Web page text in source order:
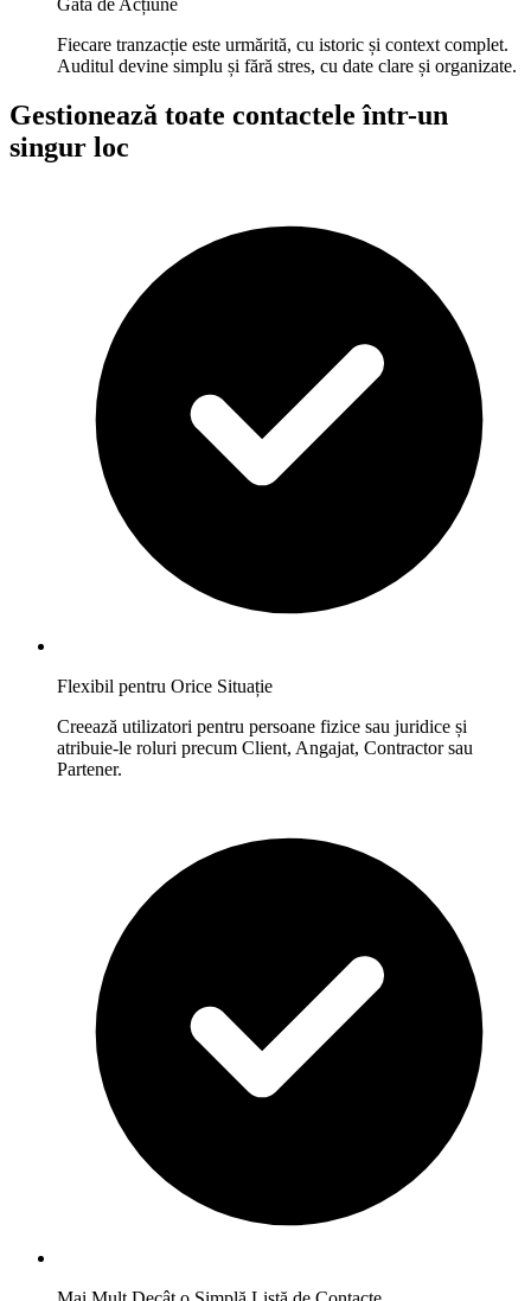
Fiecare tranzacție este urmărită, cu istoric și context complet.
Auditul devine simplu și fără stres, cu date clare și organizate.
Gestionează toate contactele într-un
singur loc
Flexibil pentru Orice Situație
Creează utilizatori pentru persoane fizice sau juridice și
atribuie-le roluri precum Client, Angajat, Contractor sau
Partener.